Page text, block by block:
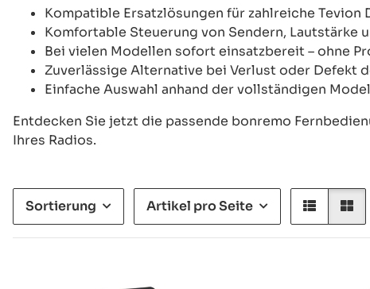
Kompatible Ersatzlösungen für zahlreiche
Komfortable Steuerung von Sendern, Lautstärke
Bei vielen Modellen sofort einsatzbereit – ohne
Zuverlässige Alternative bei Verlust oder Defekt
Einfache Auswahl anhand der vollständigen
Entdecken Sie jetzt die passende bonremo
Ihres Radios.
Sortierung Artikel pro Seite